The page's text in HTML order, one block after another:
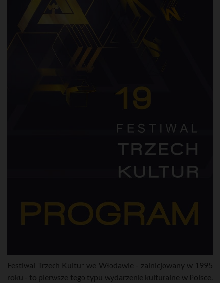
Festiwal Trzech Kultur we Włodawie - zainicjowany w 1995
roku - to pierwsze tego typu wydarzenie kulturalne w Polsce.